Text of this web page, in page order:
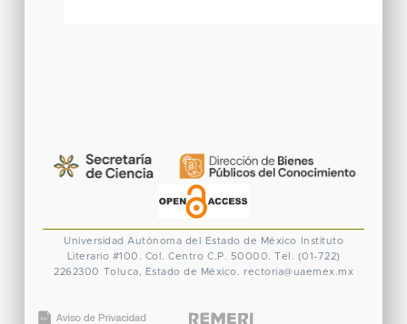
Universidad Autónoma del Estado de México
Instituto
Literario #100. Col. Centro C.P. 50000. Tel. (01-722)
2262300 Toluca, Estado de México. rectoria@uaemex.mx